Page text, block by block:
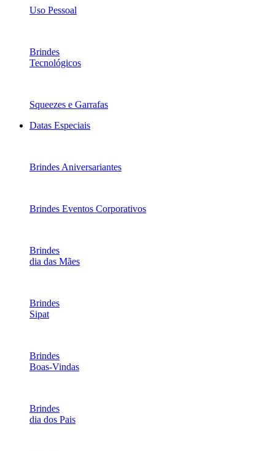
Uso Pessoal
Brindes
Tecnológicos
Squeezes e Garrafas
Datas Especiais
Brindes Aniversariantes
Brindes Eventos Corporativos
Brindes
dia das Mães
Brindes
Sipat
Brindes
Boas-Vindas
Brindes
dia dos Pais